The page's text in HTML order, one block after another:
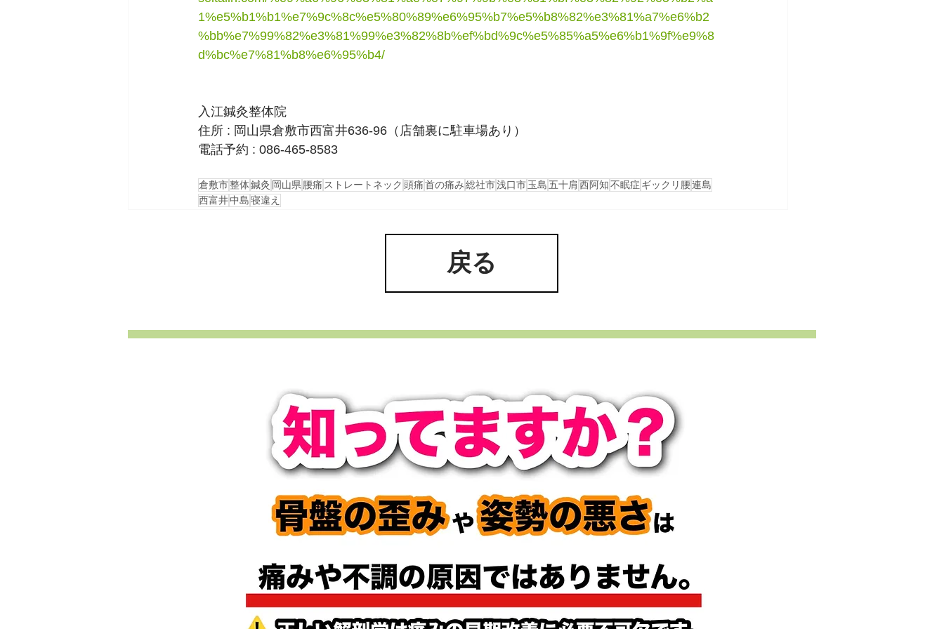
1%e5%b1%b1%e7%9c%8c%e5%80%89%e6%95%b7%e5%b8%82%e3%81%a7%e6%b2
%bb%e7%99%82%e3%81%99%e3%82%8b%ef%bd%9c%e5%85%a5%e6%b1%9f%e9%8
d%bc%e7%81%b8%e6%95%b4/
入江鍼灸整体院
住所 : 岡山県倉敷市西富井636-96（店舗裏に駐車場あり）
電話予約 : 086-465-8583
倉敷市整体鍼灸 岡山県 腰痛 ストレートネック 頭痛首の痛み総社市浅口市玉島 五十肩西阿知不眠症 ギックリ腰連島
西富井中島寝違え
戻る